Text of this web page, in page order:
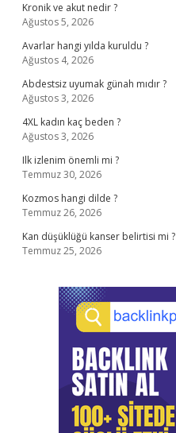
Kronik ve akut nedir ?
Ağustos 5, 2026
Avarlar hangi yılda kuruldu ?
Ağustos 4, 2026
Abdestsiz uyumak günah mıdır ?
Ağustos 3, 2026
4XL kadın kaç beden ?
Ağustos 3, 2026
Ilk izlenim önemli mi ?
Temmuz 30, 2026
Kozmos hangi dilde ?
Temmuz 26, 2026
Kan düşüklüğü kanser belirtisi mi ?
Temmuz 25, 2026